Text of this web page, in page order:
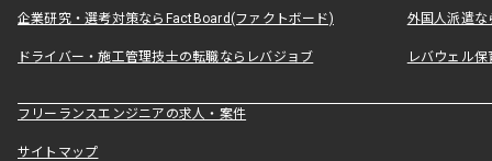
企業研究・選考対策ならFactBoard(ファクトボード) 外国人派遣な
ドライバー・施工管理技士の転職ならレバジョブ レバウェル
フリーランスエンジニアの求人・案件
サイトマップ